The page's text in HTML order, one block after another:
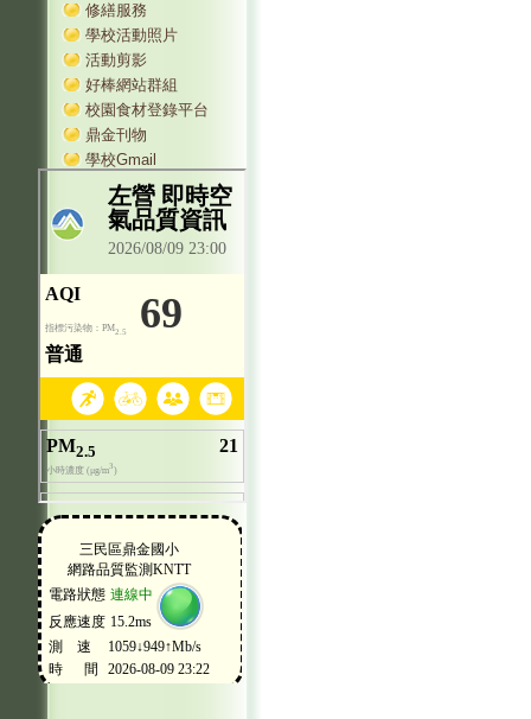
修繕服務
學校活動照片
活動剪影
好棒網站群組
校園食材登錄平台
鼎金刊物
學校Gmail